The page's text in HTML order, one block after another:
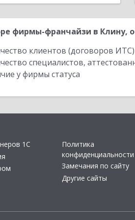
фирмы-франчайзи в Клину,
клиентов (договоров
специалистов,
у фирмы статуса
1С
Политика
конфиденциальности
Замечания по сайту
Другие сайты